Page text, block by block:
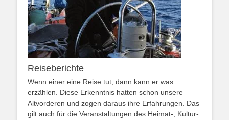
Reiseberichte
Wenn einer eine Reise tut, dann kann er was
erzählen. Diese Erkenntnis hatten schon unsere
Altvorderen und zogen daraus ihre Erfahrungen. Das
gilt auch für die Veranstaltungen des Heimat-, Kultur-